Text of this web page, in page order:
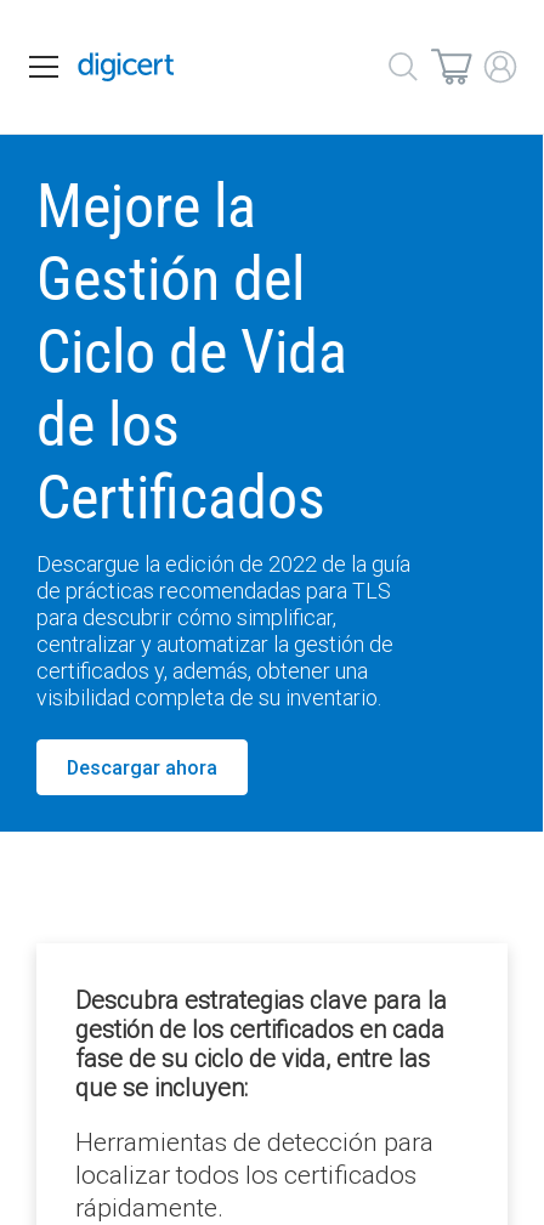
Mejore la
Gestión del
Ciclo de Vida
de los
Certificados
Descargue la edición de 2022 de la guía
de prácticas recomendadas para TLS
para descubrir cómo simplificar,
centralizar y automatizar la gestión de
certificados y, además, obtener una
visibilidad completa de su inventario.
Descargar ahora
Descubra estrategias clave para la
gestión de los certificados en cada
fase de su ciclo de vida, entre las
que se incluyen:
Herramientas de detección para
localizar todos los certificados
rápidamente.